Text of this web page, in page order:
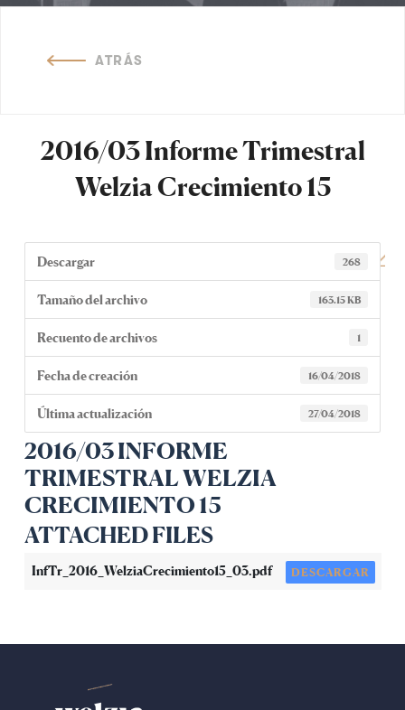
ATRÁS
2016/03 Informe Trimestral
Welzia Crecimiento 15
Descargar 268
Tamaño del archivo 163.15 KB
Recuento de archivos 1
Fecha de creación 16/04/2018
Última actualización 27/04/2018
2016/03 INFORME
TRIMESTRAL WELZIA
CRECIMIENTO 15
ATTACHED FILES
InfTr_2016_WelziaCrecimiento15_03.pdf DESCARGAR